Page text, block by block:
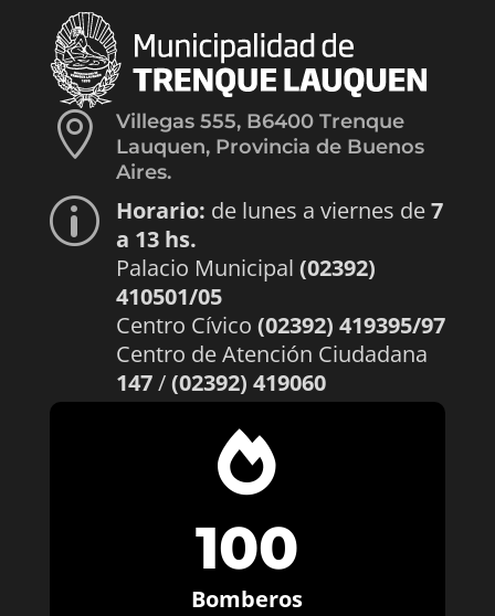

Villegas 555, B6400 Trenque
Lauquen, Provincia de Buenos
Aires.
p Horario: de lunes a viernes de7
a 13 hs.
Palacio Municipal (02392)
410501/05
Centro Cívico (02392) 419395/97
Centro de Atención Ciudadana
147/(02392) 419060

100
Bomberos